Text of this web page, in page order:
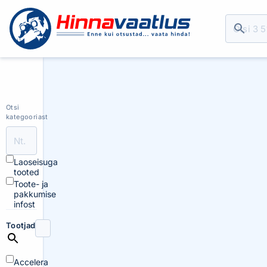
Otsi
kategooriast
Laoseisuga
tooted
Toote- ja
pakkumise
infost
Tootjad
Accelera